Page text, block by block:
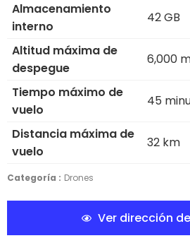
Almacenamiento
interno
42 GB
Altitud máxima de
despegue
6,000
Tiempo máximo de
vuelo
45
Distancia máxima de
vuelo
32 km
Categoría : Drones
Ver dirección